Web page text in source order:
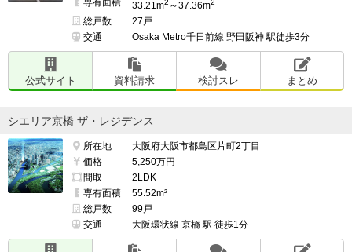
専有面積
33.21m2 ～37.36m2
総戸数
27戸
交通
Osaka Metro千日前線 野田阪神 駅徒歩3分
公式サイト 資料請求 検討スレ まとめ
シエリア京橋 ザ・レジデンス
所在地
大阪府大阪市都島区片町2丁目
価格
5,250万円
間取
2LDK
専有面積
55.52m²
総戸数
99戸
交通
大阪環状線 京橋 駅 徒歩1分